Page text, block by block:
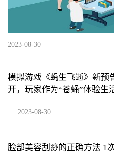
2023-08-30
模拟游戏《蝇生飞逝》新预
开，玩家作为“苍蝇”体验生
2023-08-30
脸部美容刮痧的正确方法 1